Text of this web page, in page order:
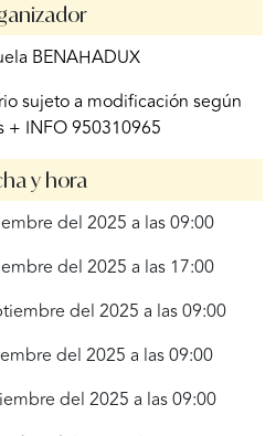
BENAHADUX
sujeto a modificación según
+ INFO 950310965
y hora
del 2025 a las 09:00
del 2025 a las 17:00
del 2025 a las 09:00
del 2025 a las 09:00
del 2025 a las 09:00